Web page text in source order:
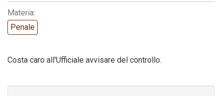
Codice della strada
Materia:
Penale
Costa caro all'Ufficiale avvisare del controllo.